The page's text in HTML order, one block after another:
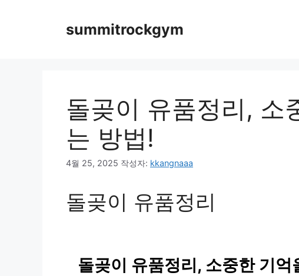
summitrockgym
돌곶이 유품정리, 소
는 방법!
4월 25, 2025 작성자: kkangnaaa
돌곶이 유품정리
돌곶이 유품정리, 소중한 기억